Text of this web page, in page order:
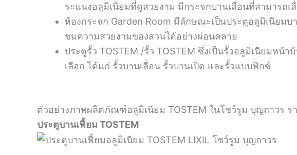
ระแนงอลูมิเนียมที่ดูสวยงาม มีกระจกบานเลื่อนที่สามารถ
ห้องกระจก Garden Room มีลักษณะเป็นประตูอลูมิเนียม
ชมความสวยงามของสวนได้อย่างผ่อนคลาย
ประตูรั้ว TOSTEM /รั้ว TOSTEM ซึ่งเป็นรั้วอลูมิเนียมห
เลือก ได้แก่ รั้วบานเลื่อน รั้วบานเปิด และรั้วแบบฟิกซ์
ตัวอย่างภาพผลิตภัณฑ์อลูมิเนียม TOSTEM ในโชว์รูม บุญถาวร ร
ประตูบานเฟี้ยม TOSTEM